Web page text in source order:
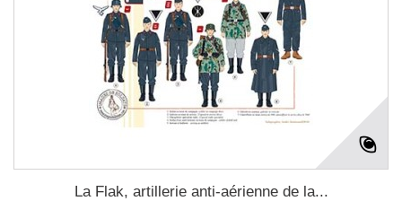
La Flak, artillerie anti-aérienne de la...